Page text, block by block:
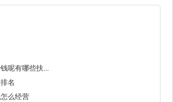
呢有哪些扶...
名
么经营